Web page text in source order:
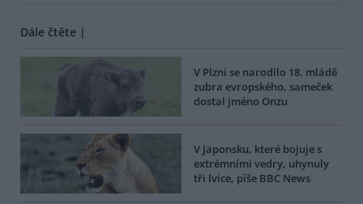
Dále čtěte |
V Plzni se narodilo 18. mládě
zubra evropského, sameček
dostal jméno Onzu
V Japonsku, které bojuje s
extrémními vedry, uhynuly
tři lvice, píše BBC News